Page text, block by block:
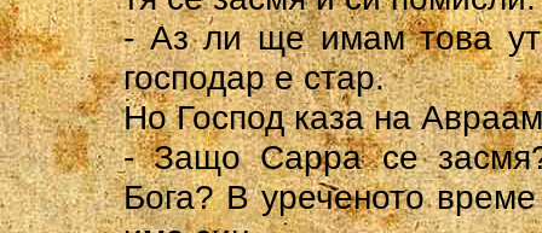
- Аз ли ще имам това
господар е стар.
Но Господ каза на
- Защо Сарра се
Бога? В уреченото